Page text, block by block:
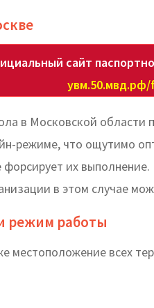
сайт
увм.50.мвд.рф/
в Московской
режиме, что ощутимо
их выполнение.
в этом случае
режим работы
местоположение всех